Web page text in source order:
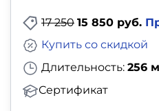
17 250 15 850 руб.
Длительность: 256
Сертификат
Купить со скидкой